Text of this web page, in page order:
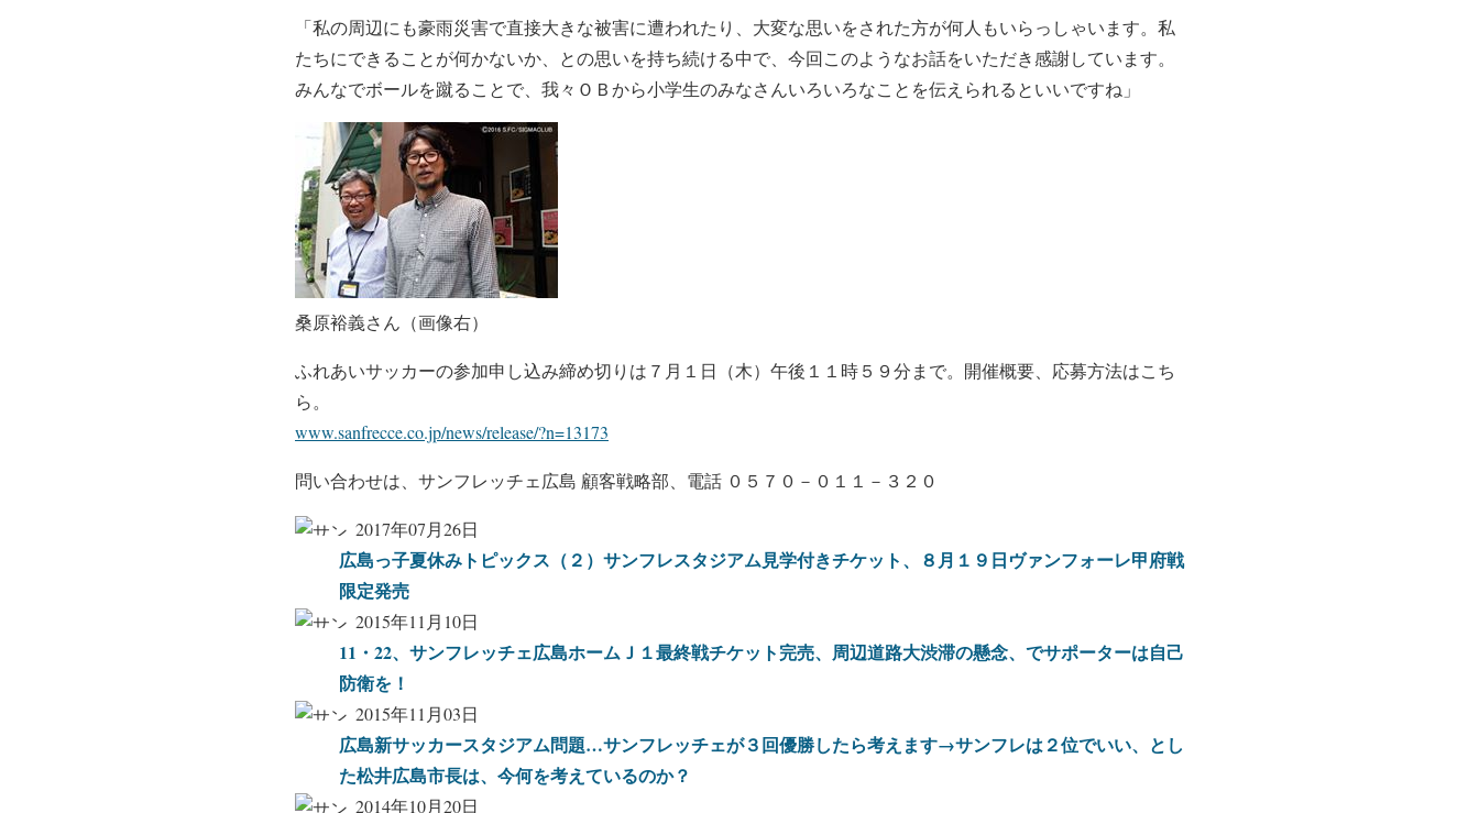
「私の周辺にも豪雨災害で直接大きな被害に遭われたり、大変な思いをされた方が何人もいらっしゃいます。私
たちにできることが何かないか、との思いを持ち続ける中で、今回このようなお話をいただき感謝しています。
みんなでボールを蹴ることで、我々ＯＢから小学生のみなさんいろいろなことを伝えられるといいですね」
桑原裕義さん（画像右）
ふれあいサッカーの参加申し込み締め切りは７月１日（木）午後１１時５９分まで。開催概要、応募方法はこち
ら。
www.sanfrecce.co.jp/news/release/?n=13173
問い合わせは、サンフレッチェ広島 顧客戦略部、電話 ０５７０－０１１－３２０
2017年07月26日
広島っ子夏休みトピックス（２）サンフレスタジアム見学付きチケット、８月１９日ヴァンフォーレ甲府戦
限定発売
2015年11月10日
11・22、サンフレッチェ広島ホームＪ１最終戦チケット完売、周辺道路大渋滞の懸念、でサポーターは自己
防衛を！
2015年11月03日
広島新サッカースタジアム問題…サンフレッチェが３回優勝したら考えます→サンフレは２位でいい、とし
た松井広島市長は、今何を考えているのか？
2014年10月20日